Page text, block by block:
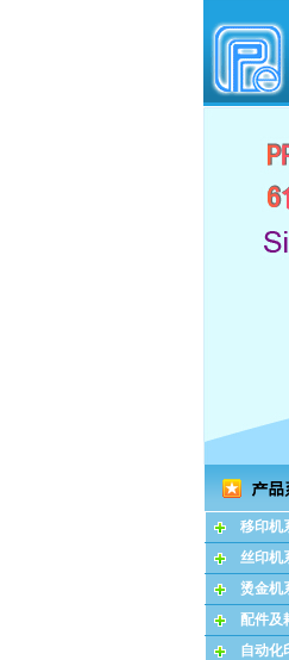
移印机
丝印机
烫金机
配件及
自动化